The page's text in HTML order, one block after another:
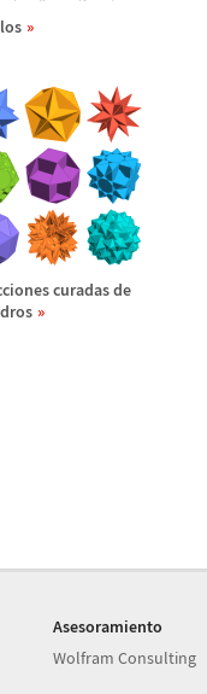
curadas de
Asesoramiento
Wolfram Consulting